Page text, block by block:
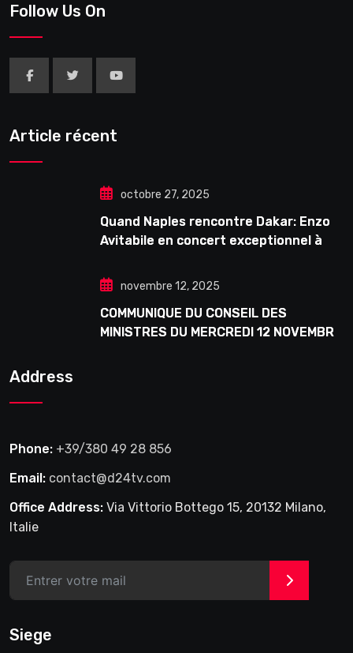
Follow Us On
Article récent
octobre 27, 2025
Quand Naples rencontre Dakar: Enzo
Avitabile en concert exceptionnel à
novembre 12, 2025
COMMUNIQUE DU CONSEIL DES
MINISTRES DU MERCREDI 12 NOVEMBRE
Address
Phone: +39/380 49 28 856
Email: contact@d24tv.com
Office Address: Via Vittorio Bottego 15, 20132 Milano,
Italie
>
Siege